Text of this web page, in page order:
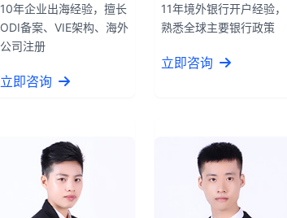
10年企业出海经验，擅长
ODI备案、VIE架构、海外
公司注册
立即咨询
11年境外银行开户经验，
熟悉全球主要银行政策
立即咨询